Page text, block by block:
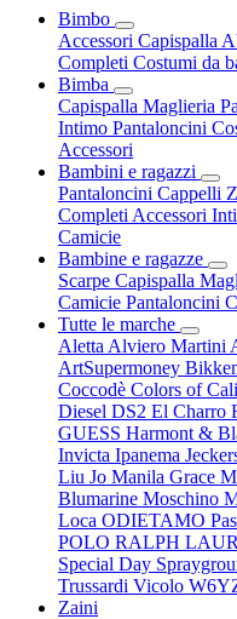
Bimbo
Accessori Capispalla
Completi Costumi da
Bimba
Capispalla Maglieria
Intimo Pantaloncini
Accessori
Bambini e ragazzi
Pantaloncini Cappelli
Completi Accessori
Camicie
Bambine e ragazze
Scarpe Capispalla
Camicie Pantaloncini
Tutte le marche
Aletta Alviero Martini
ArtSupermoney
Coccodè Colors of
Diesel DS2 El Charro
GUESS Harmont &
Invicta Ipanema
Liu Jo Manila Grace
Blumarine Moschino
Loca ODIETAMO
POLO RALPH
Special Day
Trussardi Vicolo
Zaini